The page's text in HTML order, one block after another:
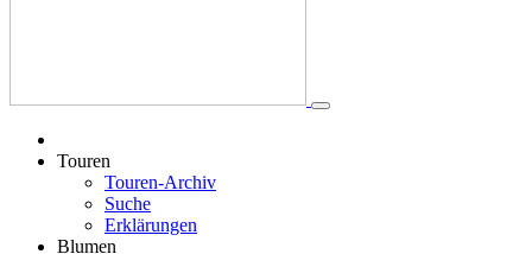
Touren
Touren-Archiv
Suche
Erklärungen
Blumen